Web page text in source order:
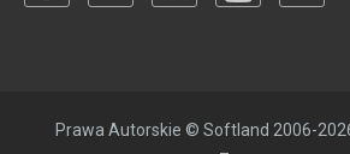
Prawa Autorskie © Softland 2006-